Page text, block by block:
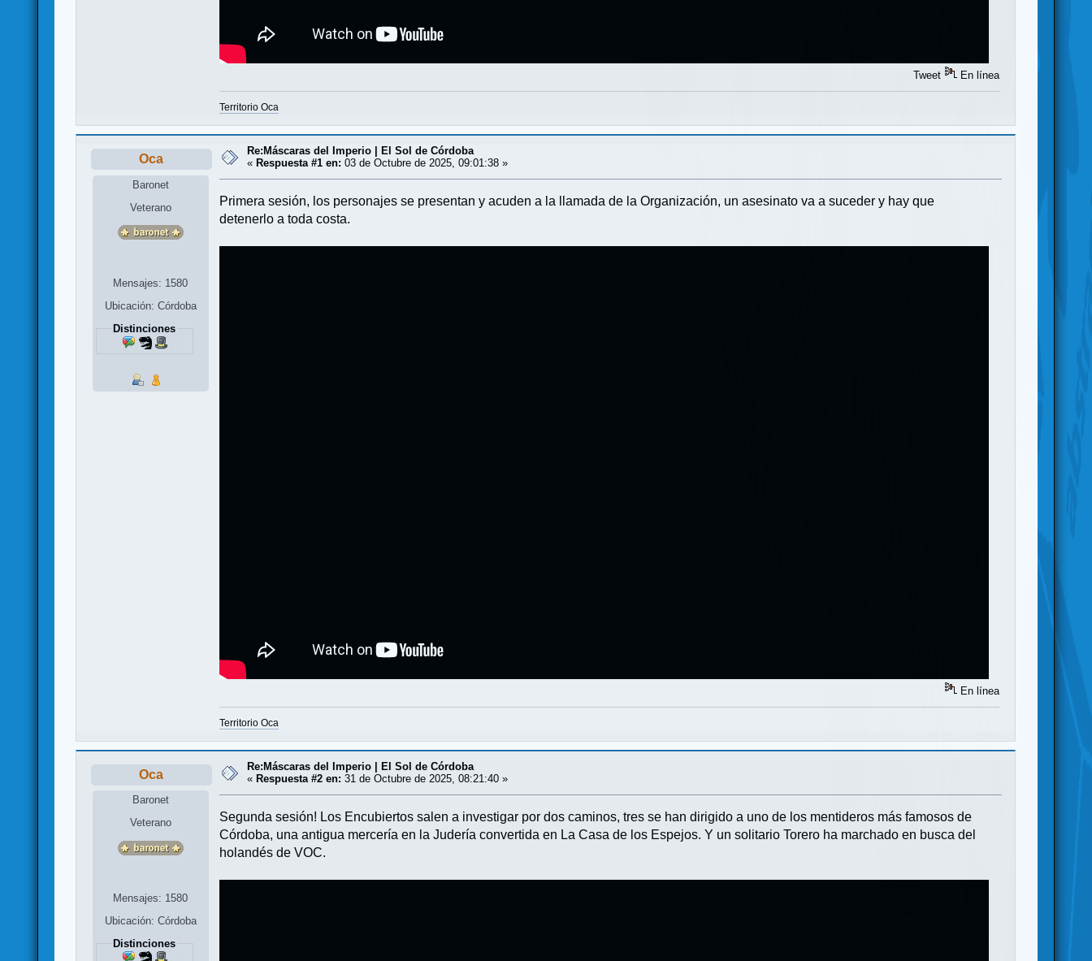
Tweet En línea
Territorio Oca
Oca
Baronet
Veterano
Mensajes: 1580
Ubicación: Córdoba
Distinciones
Re:Máscaras del Imperio | El Sol de Córdoba
« Respuesta #1 en: 03 de Octubre de 2025, 09:01:38 »
Primera sesión, los personajes se presentan y acuden a la llamada de la Organización, un asesinato va a suceder y hay que
detenerlo a toda costa.
En línea
Territorio Oca
Oca
Baronet
Veterano
Mensajes: 1580
Ubicación: Córdoba
Distinciones
Re:Máscaras del Imperio | El Sol de Córdoba
« Respuesta #2 en: 31 de Octubre de 2025, 08:21:40 »
Segunda sesión! Los Encubiertos salen a investigar por dos caminos, tres se han dirigido a uno de los mentideros más famosos de
Córdoba, una antigua mercería en la Judería convertida en La Casa de los Espejos. Y un solitario Torero ha marchado en busca del
holandés de VOC.